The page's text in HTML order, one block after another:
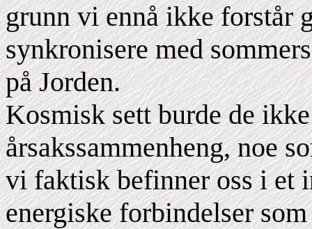
grunn vi ennå ikke forstår
synkronisere med
på Jorden.
Kosmisk sett burde de
årsakssammenheng, noe
vi faktisk befinner oss i et
energiske forbindelser